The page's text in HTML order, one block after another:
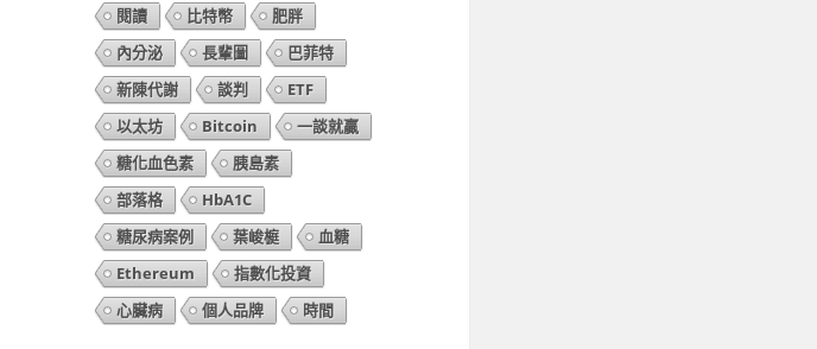
閱讀
比特幣
肥胖
內分泌
長輩圖
巴菲特
新陳代謝
談判
ETF
以太坊
Bitcoin
一談就贏
糖化血色素
胰島素
部落格
HbA1C
糖尿病案例
葉峻榳
血糖
Ethereum
指數化投資
心臟病
個人品牌 時間